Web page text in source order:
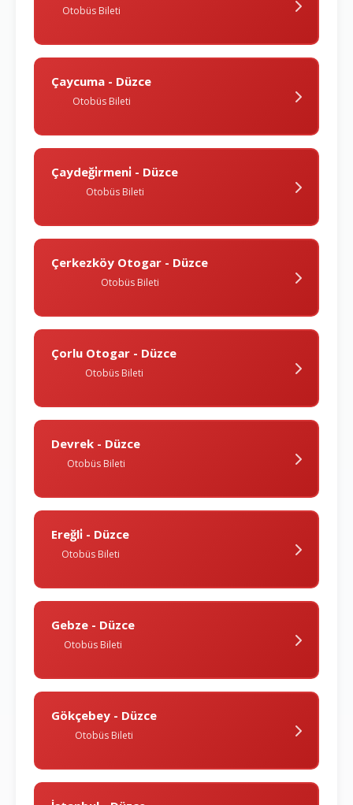
Otobüs Bileti
Çaycuma - Düzce
Otobüs Bileti
Çaydeği̇rmeni̇ - Düzce
Otobüs Bileti
Çerkezköy Otogar - Düzce
Otobüs Bileti
Çorlu Otogar - Düzce
Otobüs Bileti
Devrek - Düzce
Otobüs Bileti
Ereğli̇ - Düzce
Otobüs Bileti
Gebze - Düzce
Otobüs Bileti
Gökçebey - Düzce
Otobüs Bileti